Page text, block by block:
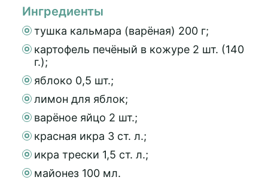
Ингредиенты
тушка кальмара (варёная) 200 г;
картофель печёный в кожуре 2 шт. (140
г.);
яблоко 0,5 шт.;
лимон для яблок;
варёное яйцо 2 шт.;
красная икра 3 ст. л.;
икра трески 1,5 ст. л.;
майонез 100 мл.